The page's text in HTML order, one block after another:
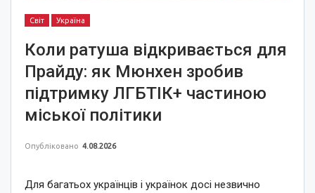
Світ Україна
Коли ратуша відкривається для
Прайду: як Мюнхен зробив
підтримку ЛГБТІК+ частиною
міської політики
Опубліковано 4.08.2026
Для багатьох українців і українок досі незвично